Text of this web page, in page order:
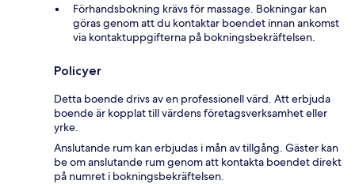
Förhandsbokning krävs för massage. Bokningar kan
göras genom att du kontaktar boendet innan ankomst
via kontaktuppgifterna på bokningsbekräftelsen.
Policyer
Detta boende drivs av en professionell värd. Att erbjuda
boende är kopplat till värdens företagsverksamhet eller
yrke.
Anslutande rum kan erbjudas i mån av tillgång. Gäster kan
be om anslutande rum genom att kontakta boendet direkt
på numret i bokningsbekräftelsen.